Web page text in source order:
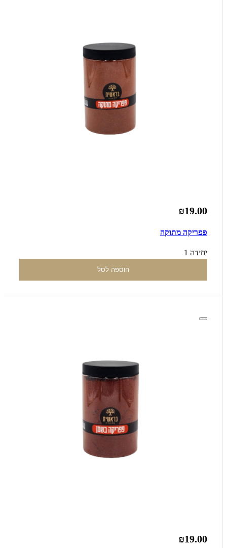
₪19.00
פפריקה מתוקה
יחידה 1
הוספה לסל
₪19.00